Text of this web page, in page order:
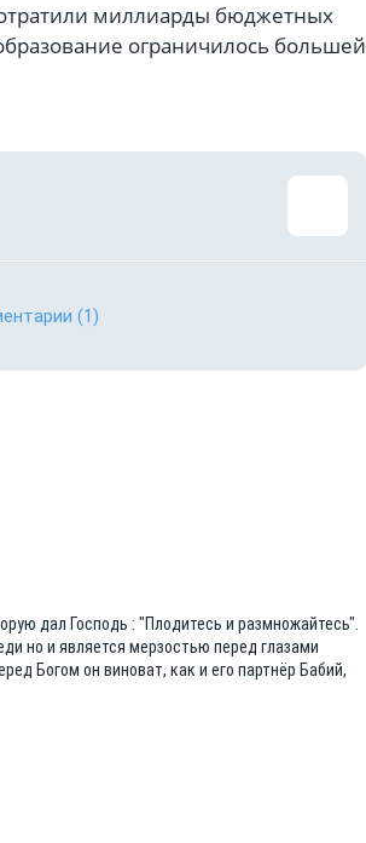
миллиарды бюджетных
ограничилось большей
(1)
дал Господь : "Плодитесь и размножайтесь".
но и является мерзостью перед глазами
Богом он виноват, как и его партнёр Бабий,